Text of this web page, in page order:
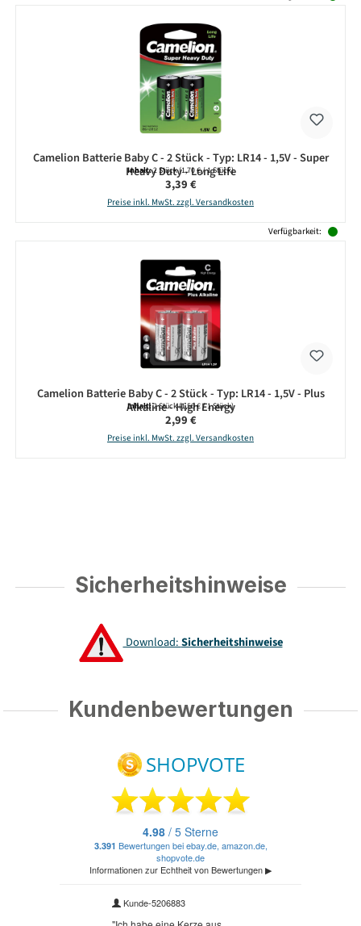
Camelion Batterie Baby C - 2 Stück - Typ: LR14 - 1,5V - Super
Heavy Duty - Long Life
Inhalt:2 Stück(1,70 € / 1 Stück)
Regulärer Preis:
3,39 €
Preise inkl. MwSt. zzgl. Versandkosten
Verfügbarkeit:
Camelion Batterie Baby C - 2 Stück - Typ: LR14 - 1,5V - Plus
Alkaline - High Energy
Inhalt:2 Stück(1,50 € / 1 Stück)
Regulärer Preis:
2,99 €
Preise inkl. MwSt. zzgl. Versandkosten
Sicherheitshinweise
Download:Sicherheitshinweise
Kundenbewertungen